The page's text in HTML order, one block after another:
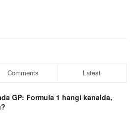
Comments Latest
GP: Formula 1 hangi kanalda,